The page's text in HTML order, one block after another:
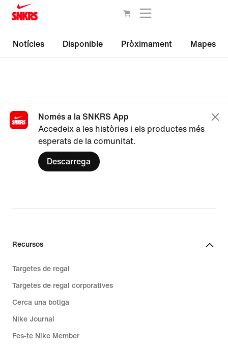
Notícies Disponible Pròximament Mapes
Només a la SNKRS App
Accedeix a les històries i els productes més
esperats de la comunitat.
Descarrega
Recursos
Targetes de regal
Targetes de regal corporatives
Cerca una botiga
Nike Journal
Fes-te Nike Member